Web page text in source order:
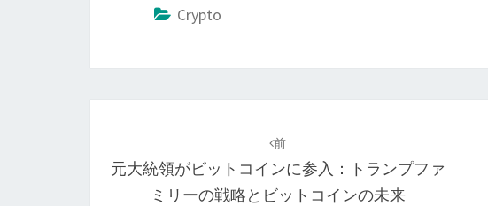
Crypto
ナ
前
元大統領がビットコインに参入：トランプファ
ミリーの戦略とビットコインの未来